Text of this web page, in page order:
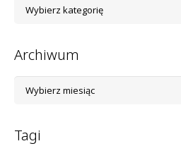
kategorii
Archiwum
Tagi